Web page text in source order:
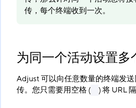
传，每个终端收到一次。
为同一个活动设置多
Adjust 可以向任意数量的终端发
传。您只需要用空格 (
) 将 URL